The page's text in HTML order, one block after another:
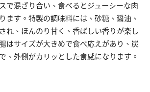
で混ざり合い、食べるとジューシーな肉
ます。特製の調味料には、砂糖、醤油、
れ、ほんのり甘く、香ばしい香りが楽し
はサイズが大きめで食べ応えがあり、炭
、外側がカリッとした食感になります。